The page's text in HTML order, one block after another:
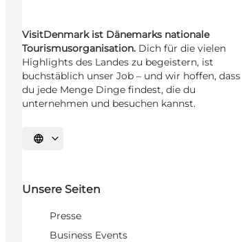
VisitDenmark ist Dänemarks nationale
Tourismusorganisation. Dich für die vielen
Highlights des Landes zu begeistern, ist
buchstäblich unser Job – und wir hoffen, dass
du jede Menge Dinge findest, die du
unternehmen und besuchen kannst.
Sprache auswählen
Unsere Seiten
Presse
Business Events